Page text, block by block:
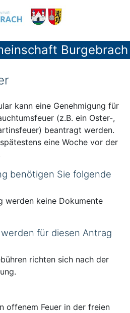
Burgebrach
kann eine Genehmigung für
(z.B. ein Oster-,
beantragt werden.
eine Woche vor der
benötigen Sie folgende
werden keine Dokumente
für diesen Antrag
richten sich nach der
offenem Feuer in der freien